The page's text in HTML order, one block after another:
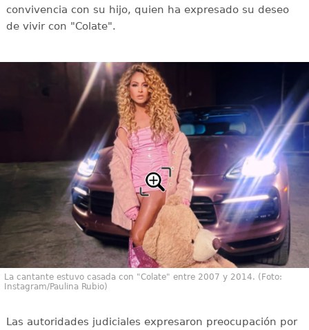
convivencia con su hijo, quien ha expresado su deseo
de vivir con "Colate".
La cantante estuvo casada con "Colate" entre 2007 y 2014. (Foto:
Instagram/Paulina Rubio)
Las autoridades judiciales expresaron preocupación por